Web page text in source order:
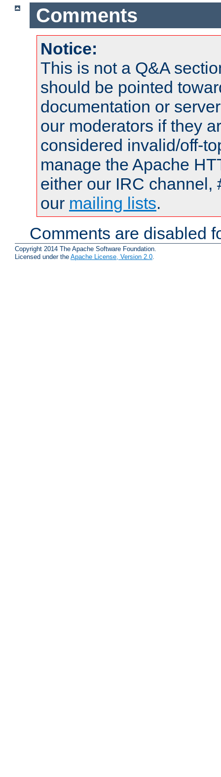
Comments
Notice:
This is not a Q&A
should be pointed
documentation or
our moderators if they
considered invalid/off-
manage the Apache
either our IRC channel,
our mailing lists.
Comments are disabled
Copyright 2014 The Apache Software Foundation.
Licensed under the Apache License, Version 2.0